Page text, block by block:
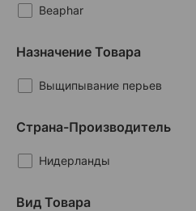
Beaphar
Назначение Товара
Выщипывание перьев
Страна-Производитель
Нидерланды
Вид Товара